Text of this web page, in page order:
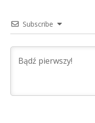
Subscribe